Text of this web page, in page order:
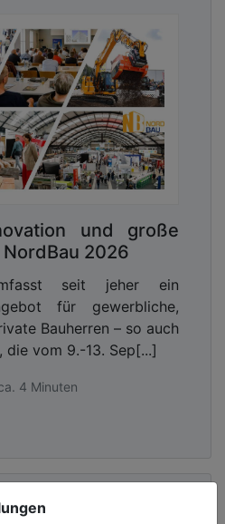
und große
2026
seit jeher ein
für gewerbliche,
Bauherren – so auch
die vom 9.-13. Sep[...]
4 Minuten